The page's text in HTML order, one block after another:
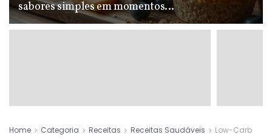
sabores simples em momentos
inesquecíveis
Home Categoria Receitas Receitas Saudáveis Low-Carb